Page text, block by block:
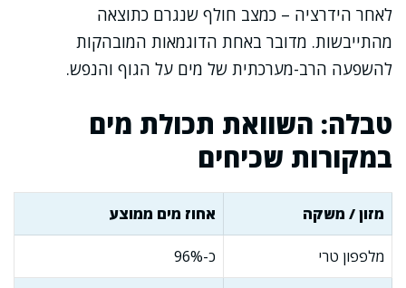
לאחר הידרציה – כמצב חולף שנגרם כתוצאה
מהתייבשות. מדובר באחת הדוגמאות המובהקות
להשפעה הרב-מערכתית של מים על הגוף והנפש.
טבלה: השוואת תכולת מים
במקורות שכיחים
מזון / משקה אחוז מים ממוצע
מלפפון טרי כ-96%